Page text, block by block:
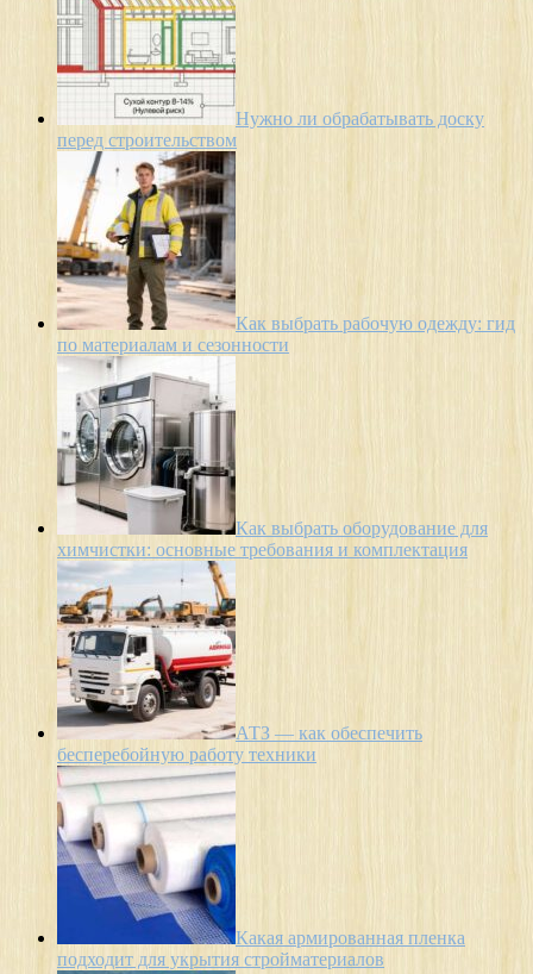
Нужно ли обрабатывать доску
перед строительством
Как выбрать рабочую одежду: гид
по материалам и сезонности
Как выбрать оборудование для
химчистки: основные требования и комплектация
АТЗ — как обеспечить
бесперебойную работу техники
Какая армированная пленка
подходит для укрытия стройматериалов